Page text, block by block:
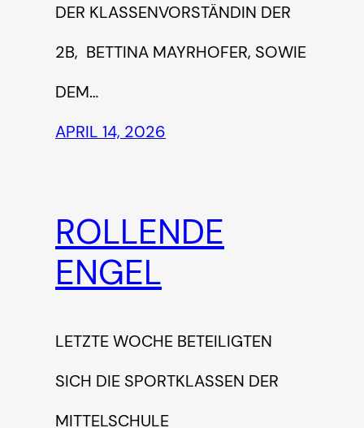
ER KLASSENVORSTÄNDIN DER 2
B, BETTINA MAYRHOFER, SOWIE D
EM…
APRIL 14, 2026
ROLLENDE
ENGEL
LETZTE WOCHE BETEILIGTEN
SICH DIE SPORTKLASSEN DER
MITTELSCHULE